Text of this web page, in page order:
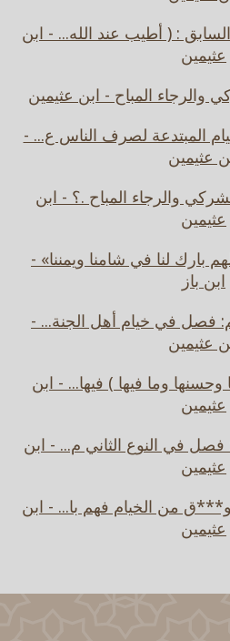
: ( أطيب عند الله... - ابن
عثيمين
والرجاء المباح - ابن عثيمين
المبتدعة لصرف الناس ع... -
عثيمين
والرجاء المباح .؟ - ابن
عثيمين
بارك لنا في شامنا ويمننا» -
ابن باز
فصل في خيام أهل الجنة... -
عثيمين
وما فيها ) فيها... - ابن
عثيمين
فصل في النوع الثاني م... - ابن
عثيمين
من الخيام فهم با... - ابن
عثيمين